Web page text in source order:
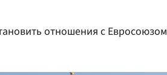
отношения с Евросоюзом